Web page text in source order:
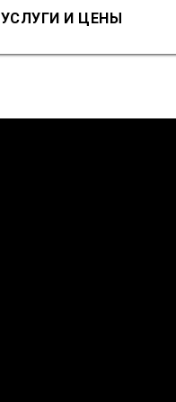
УСЛУГИ И ЦЕНЫ